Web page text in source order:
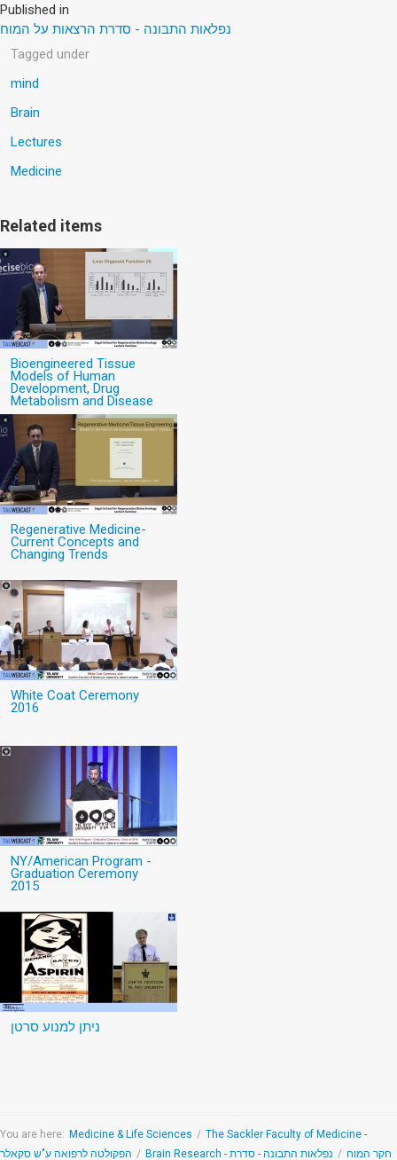
Published in
נפלאות התבונה - סדרת הרצאות על המוח
Tagged under
mind
Brain
Lectures
Medicine
Related items
Bioengineered Tissue
Models of Human
Development, Drug
Metabolism and Disease
Regenerative Medicine-
Current Concepts and
Changing Trends
White Coat Ceremony
2016
NY/American Program -
Graduation Ceremony
2015
ניתן למנוע סרטן
You are here: Medicine & Life Sciences / The Sackler Faculty of Medicine -
הפקולטה לרפואה ע"ש סקאלר / Brain Research - חקר המוח / נפלאות התבונה - סדרת